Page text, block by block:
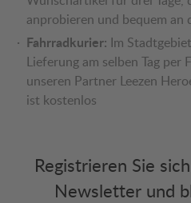
anprobieren und bequem an
Fahrradkurier: Im
Lieferung am selben Tag per
unseren Partner Leezen
ist kostenlos
Registrieren Sie
Newsletter und